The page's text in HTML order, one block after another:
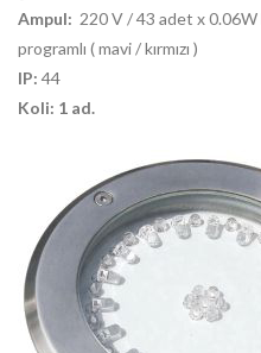
Ampul: 220 V / 43 adet x 0.06W
programlı ( mavi / kırmızı )
IP: 44
Koli: 1 ad.